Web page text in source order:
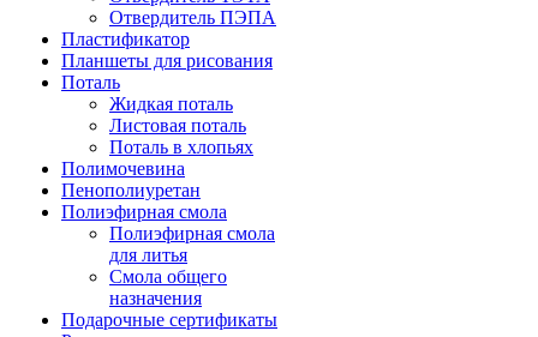
Отвердитель ПЭПА
Пластификатор
Планшеты для рисования
Поталь
Жидкая поталь
Листовая поталь
Поталь в хлопьях
Полимочевина
Пенополиуретан
Полиэфирная смола
Полиэфирная смола
для литья
Смола общего
назначения
Подарочные сертификаты